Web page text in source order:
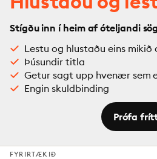
Stígðu inn í heim af óteljandi
Lestu og hlustaðu eins mikið
Þúsundir titla
Getur sagt upp hvenær sem
Engin skuldbinding
Prófa
FYRIRTÆKIÐ